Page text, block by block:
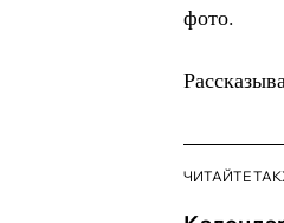
фото.
ЧИТАЙТЕ